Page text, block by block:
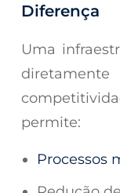
Diferença
Uma
permite:
Processos